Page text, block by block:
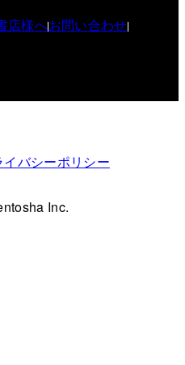
店様へお問い合わせ
イバシーポリシー
Inc.